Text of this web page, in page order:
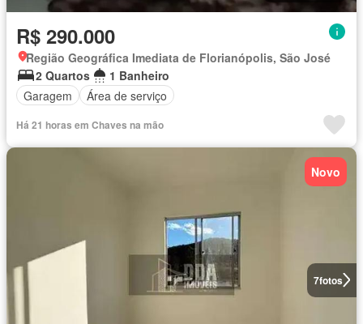
R$ 290.000
Região Geográfica Imediata de Florianópolis, São José
2 Quartos
1 Banheiro
Garagem
Área de serviço
Há 21 horas em Chaves na mão
7fotos
Novo